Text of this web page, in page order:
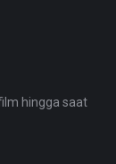
hingga saat